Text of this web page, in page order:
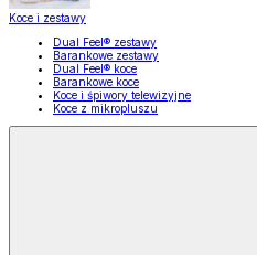
Koce i zestawy
Dual Feel® zestawy
Barankowe zestawy
Dual Feel® koce
Barankowe koce
Koce i śpiwory telewizyjne
Koce z mikropluszu